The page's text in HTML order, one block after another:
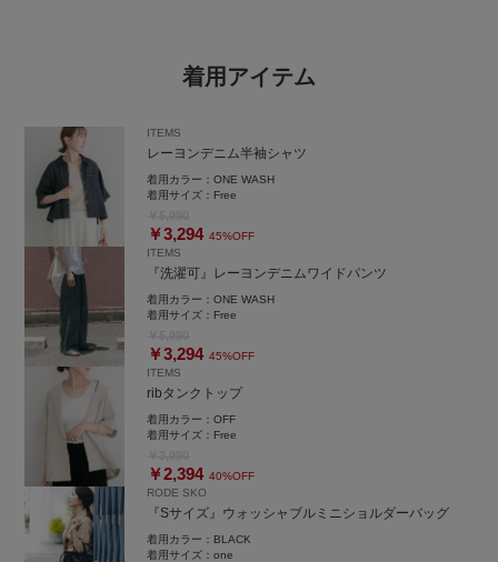
着用アイテム
ITEMS
レーヨンデニム半袖シャツ
着用カラー：ONE WASH
着用サイズ： Free
￥3,294 45%OFF
ITEMS
『洗濯可』レーヨンデニムワイドパンツ
着用カラー：ONE WASH
着用サイズ： Free
￥3,294 45%OFF
ITEMS
ribタンクトップ
着用カラー：OFF
着用サイズ： Free
￥2,394 40%OFF
RODE SKO
『Sサイズ』ウォッシャブルミニショルダーバッグ
着用カラー： BLACK
着用サイズ：one